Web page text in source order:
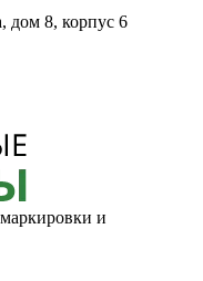
дом 8, корпус 6
и